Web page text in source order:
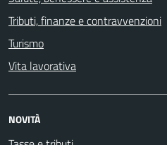
Tributi, finanze e contravvenzioni
Turismo
Vita lavorativa
NOVITÀ